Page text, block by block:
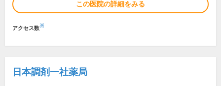
この医院の詳細をみる
アクセス数※
日本調剤一社薬局